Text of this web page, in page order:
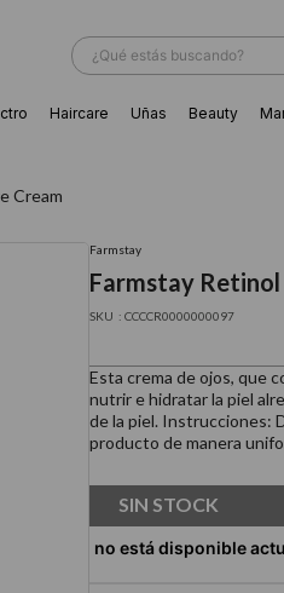
¿Qué estás buscando?
Haircare Uñas Beauty
Cream
Farmstay
Farmstay Retinol
: CCCCR0000000097
Esta crema de ojos, que
nutrir e hidratar la piel
de la piel. Instrucciones:
producto de manera
SIN STOCK